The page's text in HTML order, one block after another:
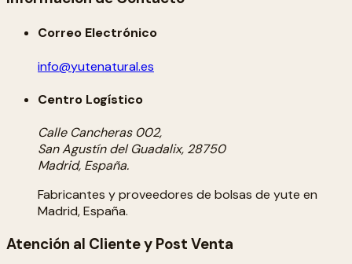
Correo Electrónico
info@yutenatural.es
Centro Logístico
Calle Cancheras 002,
San Agustín del Guadalix, 28750
Madrid, España.
Fabricantes y proveedores de bolsas de yute en
Madrid, España.
Atención al Cliente y Post Venta